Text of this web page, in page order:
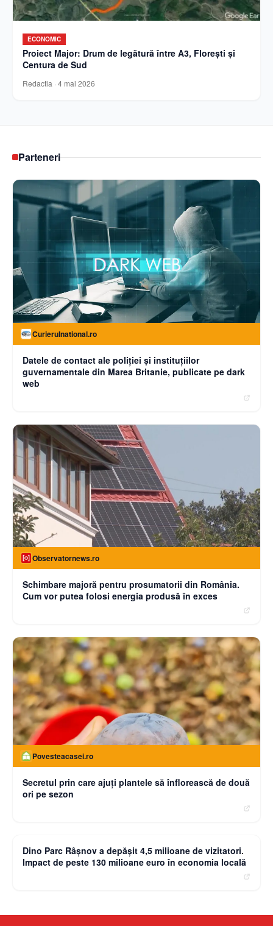
ECONOMIC
Proiect Major: Drum de legătură între A3, Florești și
Centura de Sud
Redactia · 4 mai 2026
Parteneri
Curierulnational.ro
Datele de contact ale poliției și instituțiilor
guvernamentale din Marea Britanie, publicate pe dark
web
Observatornews.ro
Schimbare majoră pentru prosumatorii din România.
Cum vor putea folosi energia produsă în exces
Povesteacasei.ro
Secretul prin care ajuți plantele să înflorească de două
ori pe sezon
Dino Parc Râșnov a depășit 4,5 milioane de vizitatori.
Impact de peste 130 milioane euro în economia locală